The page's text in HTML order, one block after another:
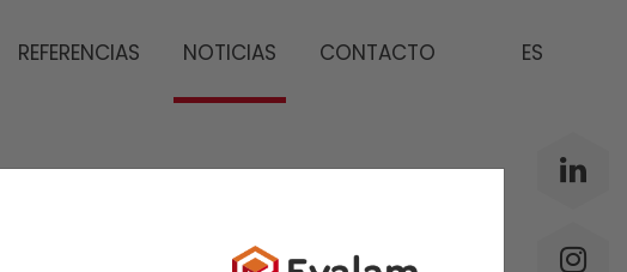
REFERENCIAS NOTICIAS CONTACTO ES
PUBLICACIONES